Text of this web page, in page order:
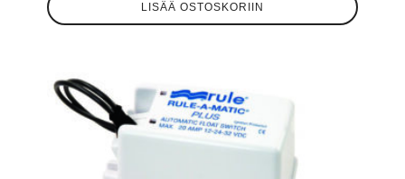
LISÄÄ OSTOSKORIIN